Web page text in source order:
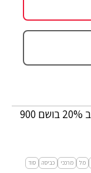
סוד מרכך כביסה מרוכז ארומתרפי זהב 20% בושם 900
מל מרככי כביסה
סוד